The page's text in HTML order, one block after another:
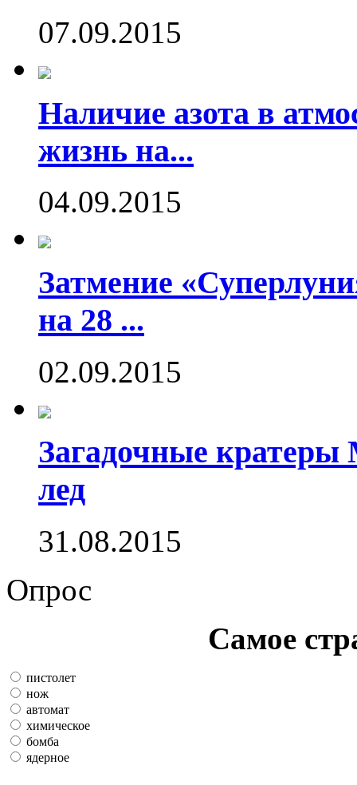
07.09.2015
Наличие азота в
жизнь на...
04.09.2015
Затмение
на 28 ...
02.09.2015
Загадочные
лед
31.08.2015
Опрос
Самое
пистолет
нож
автомат
химическое
бомба
ядерное